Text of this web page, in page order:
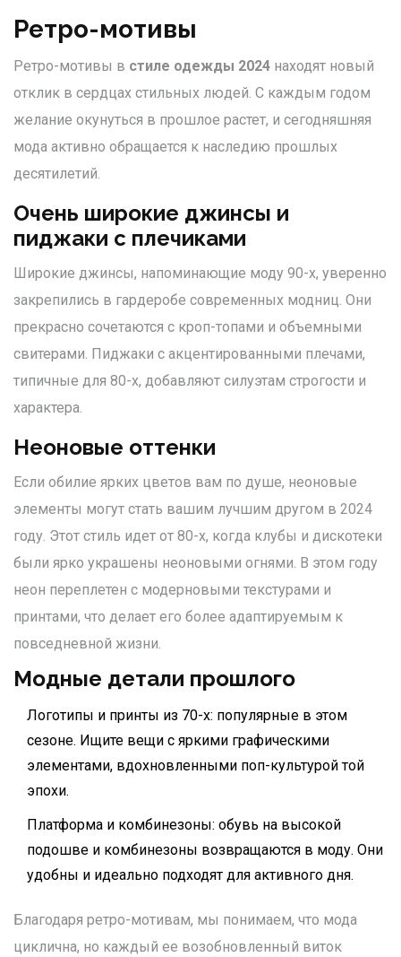
Ретро-мотивы
Ретро-мотивы в стиле одежды 2024 находят новый
отклик в сердцах стильных людей. С каждым годом
желание окунуться в прошлое растет, и сегодняшняя
мода активно обращается к наследию прошлых
десятилетий.
Очень широкие джинсы и
пиджаки с плечиками
Широкие джинсы, напоминающие моду 90-х, уверенно
закрепились в гардеробе современных модниц. Они
прекрасно сочетаются с кроп-топами и объемными
свитерами. Пиджаки с акцентированными плечами,
типичные для 80-х, добавляют силуэтам строгости и
характера.
Неоновые оттенки
Если обилие ярких цветов вам по душе, неоновые
элементы могут стать вашим лучшим другом в 2024
году. Этот стиль идет от 80-х, когда клубы и дискотеки
были ярко украшены неоновыми огнями. В этом году
неон переплетен с модерновыми текстурами и
принтами, что делает его более адаптируемым к
повседневной жизни.
Модные детали прошлого
Логотипы и принты из 70-х: популярные в этом
сезоне. Ищите вещи с яркими графическими
элементами, вдохновленными поп-культурой той
эпохи.
Платформа и комбинезоны: обувь на высокой
подошве и комбинезоны возвращаются в моду. Они
удобны и идеально подходят для активного дня.
Благодаря ретро-мотивам, мы понимаем, что мода
циклична, но каждый ее возобновленный виток